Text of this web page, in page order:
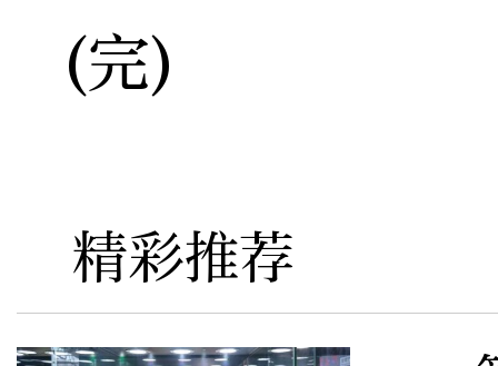
(完)
精彩推荐